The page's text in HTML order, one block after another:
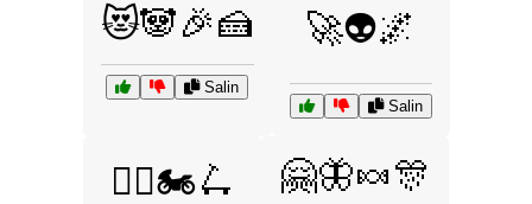
😻🐼🎉🍰
Salin
🚀👽🌌
Salin
🚴‍♂️🏍️🛴 🤗🦋🍬🎊